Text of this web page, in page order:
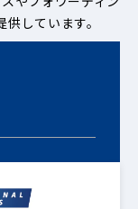
しています。